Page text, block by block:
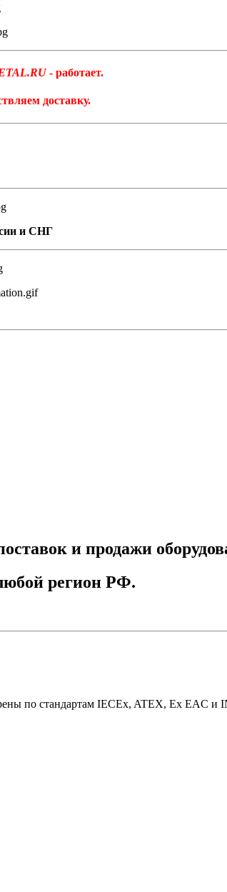
- работает.
доставку.
и СНГ
и продажи
регион РФ.
по стандартам IECEx, ATEX, Ex EAC и